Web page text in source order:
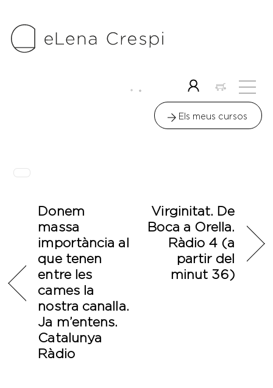
content
label
Els meus cursos
Donem
massa
importància al
que tenen
entre les
cames la
nostra canalla.
Ja m’entens.
Catalunya
Ràdio
Virginitat. De
Boca a Orella.
Ràdio 4 (a
partir del
minut 36)